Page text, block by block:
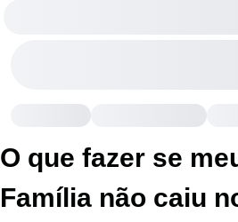
O que fazer se
Família não caiu